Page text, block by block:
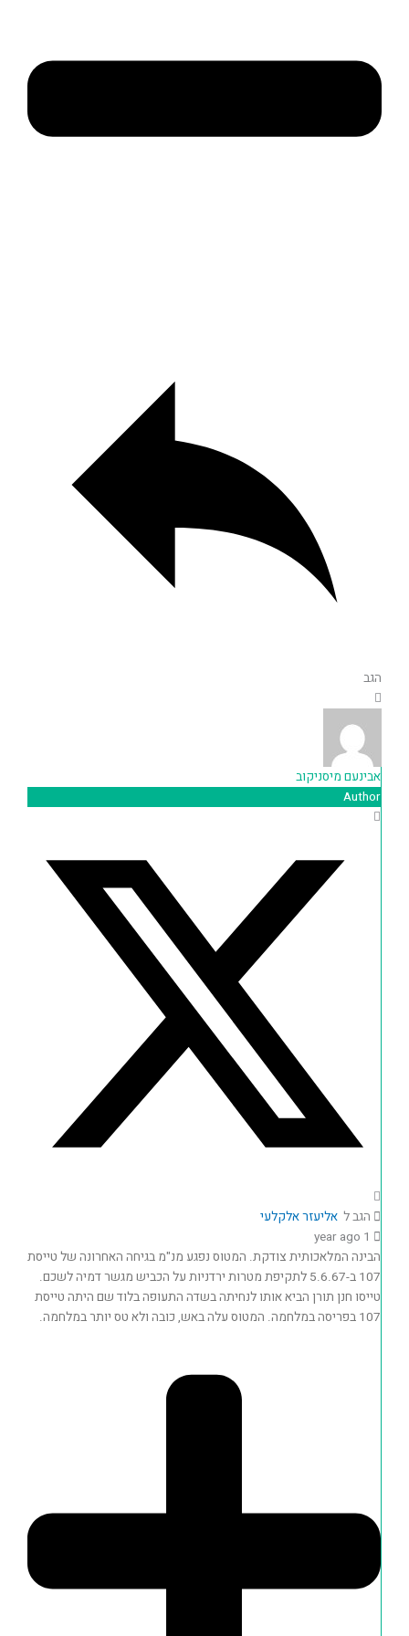
הגב
אבינעם מיסניקוב
Author
הגב ל אליעזר אלקלעי
הבינה המלאכותית צודקת. המטוס נפגע מנ"מ בגיחה האחרונה של טייסת
107 ב-5.6.67 לתקיפת מטרות ירדניות על הכביש מגשר דמיה לשכם.
טייסו חנן תורן הביא אותו לנחיתה בשדה התעופה בלוד שם היתה טייסת
107 בפריסה במלחמה. המטוס עלה באש, כובה ולא טס יותר במלחמה.